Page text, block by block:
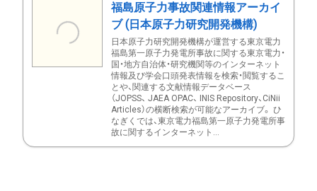
福島原子力事故関連情報アーカイ
ブ (日本原子力研究開発機構)
日本原子力研究開発機構が運営する東京電力
福島第一原子力発電所事故に関する東京電力・
国・地方自治体・研究機関等のインターネット
情報及び学会口頭発表情報を検索・閲覧するこ
とや、関連する文献情報データベース
（JOPSS、 JAEA OPAC、 INIS Repository、CiNii
Articles）の横断検索が可能なアーカイブ。 ひ
なぎくでは、東京電力福島第一原子力発電所事
故に関するインターネット...